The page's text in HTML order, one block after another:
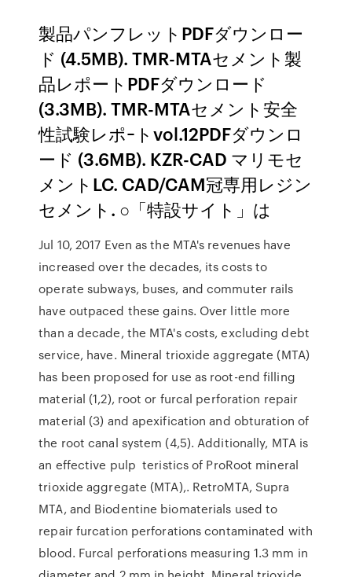
製品パンフレットPDFダウンロー
ド (4.5MB). TMR-MTAセメント製
品レポートPDFダウンロード
(3.3MB). TMR-MTAセメント安全
性試験レポｰトvol.12PDFダウンロ
ード (3.6MB). KZR-CAD マリモセ
メントLC. CAD/CAM冠専用レジン
セメント. ○「特設サイト」は
Jul 10, 2017 Even as the MTA's revenues have
increased over the decades, its costs to
operate subways, buses, and commuter rails
have outpaced these gains. Over little more
than a decade, the MTA's costs, excluding debt
service, have. Mineral trioxide aggregate (MTA)
has been proposed for use as root-end filling
material (1,2), root or furcal perforation repair
material (3) and apexification and obturation of
the root canal system (4,5). Additionally, MTA is
an effective pulp teristics of ProRoot mineral
trioxide aggregate (MTA),. RetroMTA, Supra
MTA, and Biodentine biomaterials used to
repair furcation perforations contaminated with
blood. Furcal perforations measuring 1.3 mm in